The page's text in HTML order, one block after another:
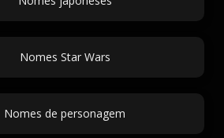
Nomes Star Wars
Nomes de personagem